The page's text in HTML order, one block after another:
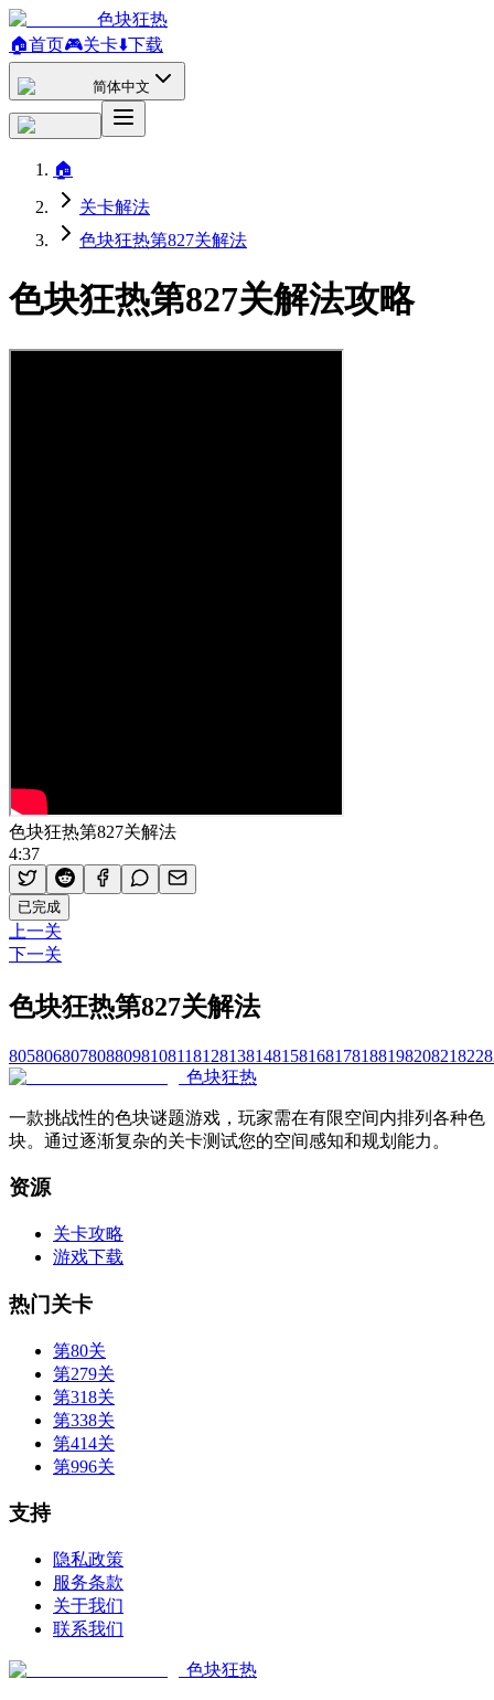
色块狂热
🏠首页🎮关卡⬇️下载
简体中文
🏠
关卡解法
色块狂热第827关解法
色块狂热第827关解法攻略
色块狂热第827关解法
4:37
已完成
上一关
下一关
色块狂热第827关解法
805806807808809810811812813814815816817818819820821822
色块狂热
一款挑战性的色块谜题游戏，玩家需在有限空间内排列各种色
块。通过逐渐复杂的关卡测试您的空间感知和规划能力。
资源
关卡攻略
游戏下载
热门关卡
第80关
第279关
第318关
第338关
第414关
第996关
支持
隐私政策
服务条款
关于我们
联系我们
色块狂热